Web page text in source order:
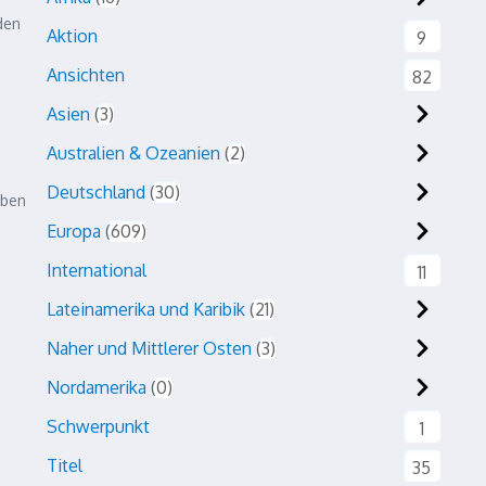
Aktion
9
Ansichten
82
Asien 3
Australien & Ozeanien 2
Deutschland 30
Europa 609
International
11
Lateinamerika und Karibik 21
Naher und Mittlerer Osten 3
Nordamerika 0
Schwerpunkt
1
Titel
35